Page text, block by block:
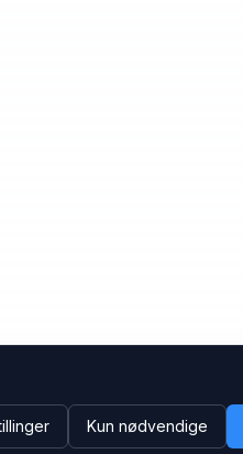
Kun nødvendige